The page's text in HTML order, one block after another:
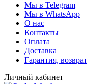
Мы в Telegram
Мы в WhatsApp
О нас
Контакты
Оплата
Доставка
Гарантия, возврат
Личный кабинет